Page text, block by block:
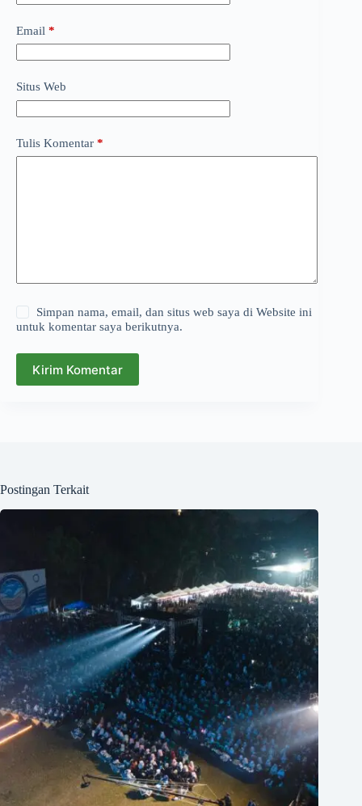
Email *
Situs Web
Tulis Komentar *
Simpan nama, email, dan situs web saya di Website ini
untuk komentar saya berikutnya.
Kirim Komentar
Postingan Terkait